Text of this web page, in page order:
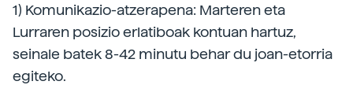
1) Komunikazio-atzerapena: Marteren eta
Lurraren posizio erlatiboak kontuan hartuz,
seinale batek 8-42 minutu behar du joan-etorria
egiteko.